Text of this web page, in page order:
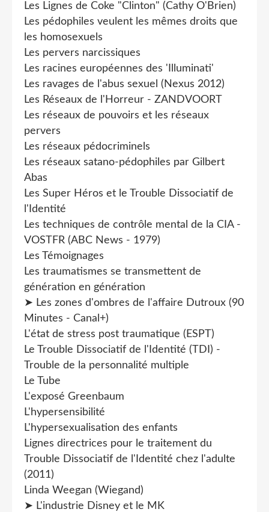
Les Lignes de Coke "Clinton" (Cathy O'Brien)
Les pédophiles veulent les mêmes droits que
les homosexuels
Les pervers narcissiques
Les racines européennes des 'Illuminati'
Les ravages de l'abus sexuel (Nexus 2012)
Les Réseaux de l'Horreur - ZANDVOORT
Les réseaux de pouvoirs et les réseaux
pervers
Les réseaux pédocriminels
Les réseaux satano-pédophiles par Gilbert
Abas
Les Super Héros et le Trouble Dissociatif de
l'Identité
Les techniques de contrôle mental de la CIA -
VOSTFR (ABC News - 1979)
Les Témoignages
Les traumatismes se transmettent de
génération en génération
➤ Les zones d'ombres de l'affaire Dutroux (90
Minutes - Canal+)
L'état de stress post traumatique (ESPT)
Le Trouble Dissociatif de l'Identité (TDI) -
Trouble de la personnalité multiple
Le Tube
L'exposé Greenbaum
L'hypersensibilité
L'hypersexualisation des enfants
Lignes directrices pour le traitement du
Trouble Dissociatif de l'Identité chez l'adulte
(2011)
Linda Weegan (Wiegand)
➤ L'industrie Disney et le MK